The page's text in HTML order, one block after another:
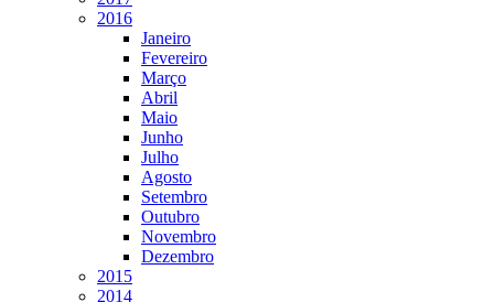
2016
Janeiro
Fevereiro
Março
Abril
Maio
Junho
Julho
Agosto
Setembro
Outubro
Novembro
Dezembro
2015
2014